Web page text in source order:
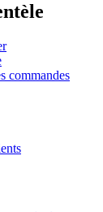
commandes